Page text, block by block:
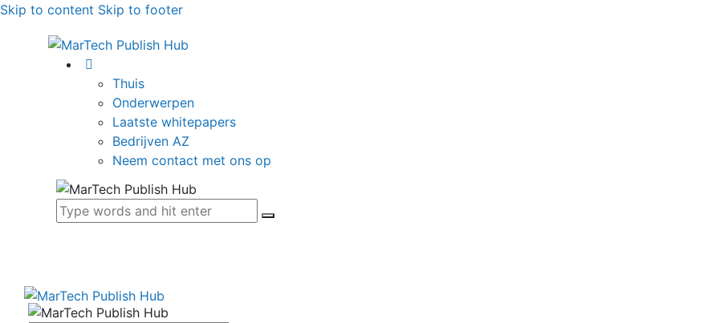
Skip to content Skip to footer
Thuis
Onderwerpen
Laatste whitepapers
Bedrijven AZ
Neem contact met ons op